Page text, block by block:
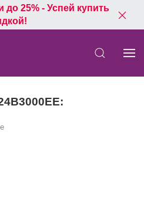
до 25% - Успей купить